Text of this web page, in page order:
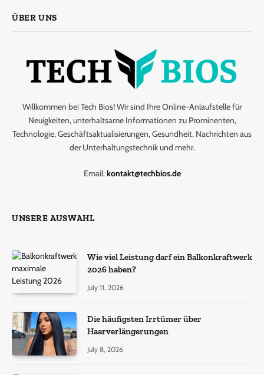
ÜBER UNS
Willkommen bei Tech Bios! Wir sind Ihre Online-Anlaufstelle für
Neuigkeiten, unterhaltsame Informationen zu Prominenten,
Technologie, Geschäftsaktualisierungen, Gesundheit, Nachrichten aus
der Unterhaltungstechnik und mehr.
Email:kontakt@techbios.de
UNSERE AUSWAHL
Wie viel Leistung darf ein Balkonkraftwerk
2026 haben?
July 11, 2026
Die häufigsten Irrtümer über
Haarverlängerungen
July 8, 2026